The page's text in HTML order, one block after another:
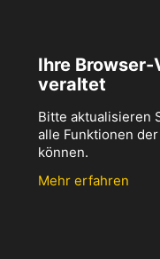
Ihre
veraltet
Bitte aktualisieren
alle Funktionen
können.
Mehr erfahren